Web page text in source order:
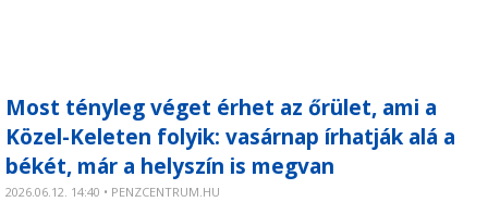
Most tényleg véget érhet az őrület, ami a
Közel-Keleten folyik: vasárnap írhatják alá a
békét, már a helyszín is megvan
2026.06.12. 14:40 • PENZCENTRUM.HU